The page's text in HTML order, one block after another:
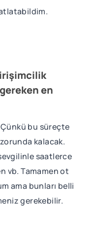
en
bu süreçte
kalacak.
saatlerce
vb. Tamamen ot
ama bunları belli
gerekebilir.